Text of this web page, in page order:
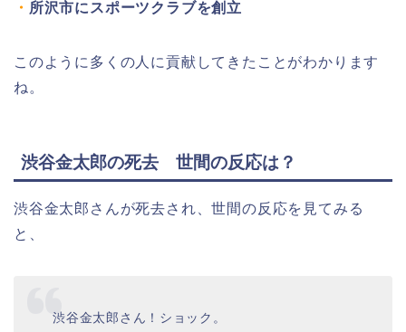
・ 所沢市にスポーツクラブを創立
このように多くの人に貢献してきたことがわかります
ね。
渋谷金太郎の死去 世間の反応は？
渋谷金太郎さんが死去され、世間の反応を見てみる
と、
渋谷金太郎さん！ショック。